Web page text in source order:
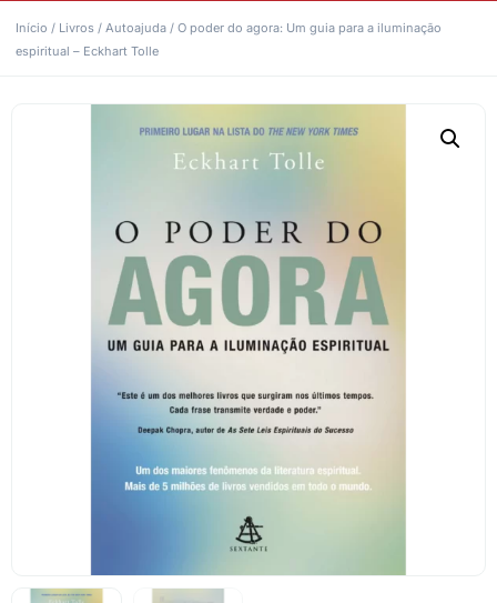
Início / Livros / Autoajuda / O poder do agora: Um guia para a iluminação
espiritual – Eckhart Tolle